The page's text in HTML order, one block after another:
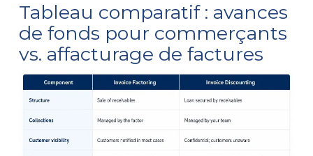
Tableau comparatif : avances
de fonds pour commerçants
vs. affacturage de factures